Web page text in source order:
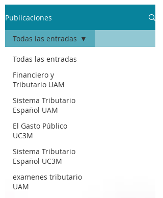
Publicaciones
Todas las entradas
Financiero y
Tributario UAM
Sistema Tributario
Español UAM
El Gasto Público
UC3M
Sistema Tributario
Español UC3M
examenes tributario
UAM
Todas las entradas